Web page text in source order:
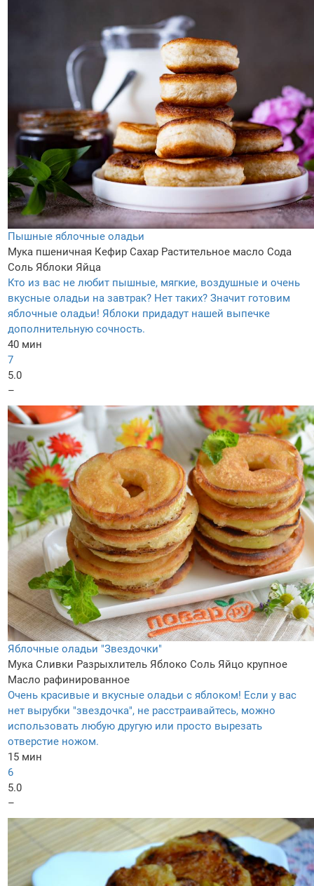
Пышные яблочные оладьи
Мука пшеничная Кефир Сахар Растительное масло Сода
Соль Яблоки Яйца
Кто из вас не любит пышные, мягкие, воздушные и очень
вкусные оладьи на завтрак? Нет таких? Значит готовим
яблочные оладьи! Яблоки придадут нашей выпечке
дополнительную сочность.
40 мин
7
5.0
–
Яблочные оладьи "Звездочки"
Мука Сливки Разрыхлитель Яблоко Соль Яйцо крупное
Масло рафинированное
Очень красивые и вкусные оладьи с яблоком! Если у вас
нет вырубки "звездочка", не расстраивайтесь, можно
использовать любую другую или просто вырезать
отверстие ножом.
15 мин
6
5.0
–